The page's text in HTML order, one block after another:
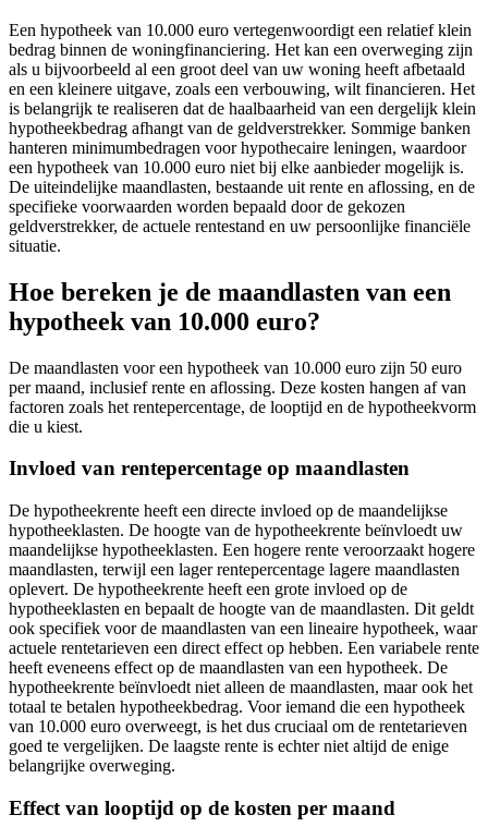
Een hypotheek van 10.000 euro vertegenwoordigt een relatief klein
bedrag binnen de woningfinanciering. Het kan een overweging zijn
als u bijvoorbeeld al een groot deel van uw woning heeft afbetaald
en een kleinere uitgave, zoals een verbouwing, wilt financieren. Het
is belangrijk te realiseren dat de haalbaarheid van een dergelijk klein
hypotheekbedrag afhangt van de geldverstrekker. Sommige banken
hanteren minimumbedragen voor hypothecaire leningen, waardoor
een hypotheek van 10.000 euro niet bij elke aanbieder mogelijk is.
De uiteindelijke maandlasten, bestaande uit rente en aflossing, en de
specifieke voorwaarden worden bepaald door de gekozen
geldverstrekker, de actuele rentestand en uw persoonlijke financiële
situatie.
Hoe bereken je de maandlasten van een
hypotheek van 10.000 euro?
De maandlasten voor een hypotheek van 10.000 euro zijn 50 euro
per maand, inclusief rente en aflossing. Deze kosten hangen af van
factoren zoals het rentepercentage, de looptijd en de hypotheekvorm
die u kiest.
Invloed van rentepercentage op maandlasten
De hypotheekrente heeft een directe invloed op de maandelijkse
hypotheeklasten. De hoogte van de hypotheekrente beïnvloedt uw
maandelijkse hypotheeklasten. Een hogere rente veroorzaakt hogere
maandlasten, terwijl een lager rentepercentage lagere maandlasten
oplevert. De hypotheekrente heeft een grote invloed op de
hypotheeklasten en bepaalt de hoogte van de maandlasten. Dit geldt
ook specifiek voor de maandlasten van een lineaire hypotheek, waar
actuele rentetarieven een direct effect op hebben. Een variabele rente
heeft eveneens effect op de maandlasten van een hypotheek. De
hypotheekrente beïnvloedt niet alleen de maandlasten, maar ook het
totaal te betalen hypotheekbedrag. Voor iemand die een hypotheek
van 10.000 euro overweegt, is het dus cruciaal om de rentetarieven
goed te vergelijken. De laagste rente is echter niet altijd de enige
belangrijke overweging.
Effect van looptijd op de kosten per maand